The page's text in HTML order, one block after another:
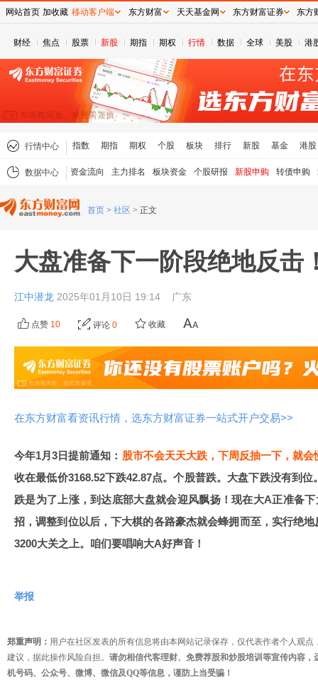
财经 焦点 股票 新股 期指 期权 行情 数据 全球 美股 港
行情中心 指数 期指 期权 个股 板块 排行 新股 基金 港股
数据中心 资金流向 主力排名 板块资金 个股研报 新股申购 转债申购
首页 > 社区 > 正文
大盘准备下一阶段绝地反击
江中潜龙 2025年01月10日 19:14 广东
点赞 10 评论 0 收藏
在东方财富看资讯行情，选东方财富证券一站式开户交易>>
今年1月3日提前通知： 股市不会天天大跌，下周反抽一下，就
收在最低价3168.52下跌42.87点。个股普跌。大盘下跌没有到
跌是为了上涨，到达底部大盘就会迎风飘扬！现在大A正准备
招，调整到位以后，下大棋的各路豪杰就会蜂拥而至，实行绝
3200大关之上。咱们要唱响大A好声音！
举报
郑重声明： 用户在社区发表的所有信息将由本网站记录保存，仅代表作者个人观
建议，据此操作风险自担。 请勿相信代客理财、免费荐股和炒股培训等宣传内容
机号码、公众号、微博、微信及QQ等信息，谨防上当受骗！
网站首页 加收藏 移动客户端 东方财富 天天基金网 东方财富证券 东方